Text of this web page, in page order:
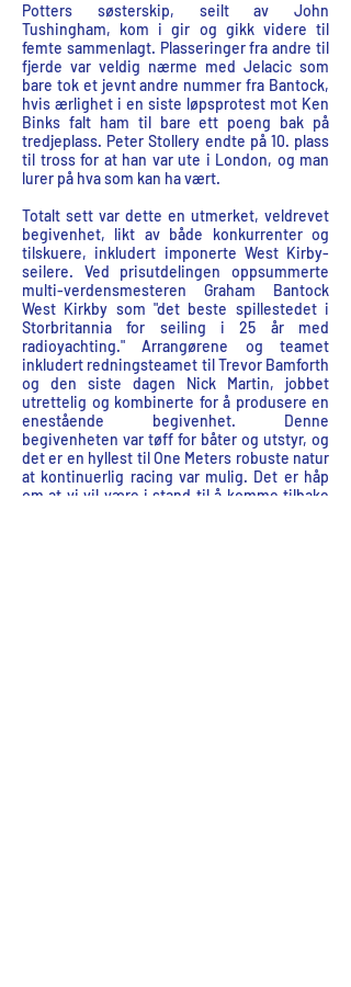
Potters søsterskip, seilt av John
Tushingham, kom i gir og gikk videre til
femte sammenlagt. Plasseringer fra andre til
fjerde var veldig nærme med Jelacic som
bare tok et jevnt andre nummer fra Bantock,
hvis ærlighet i en siste løpsprotest mot Ken
Binks falt ham til bare ett poeng bak på
tredjeplass. Peter Stollery endte på 10. plass
til tross for at han var ute i London, og man
lurer på hva som kan ha vært.
Totalt sett var dette en utmerket, veldrevet
begivenhet, likt av både konkurrenter og
tilskuere, inkludert imponerte West Kirby-
seilere. Ved prisutdelingen oppsummerte
multi-verdensmesteren Graham Bantock
West Kirkby som "det beste spillestedet i
Storbritannia for seiling i 25 år med
radioyachting." Arrangørene og teamet
inkludert redningsteamet til Trevor Bamforth
og den siste dagen Nick Martin, jobbet
utrettelig og kombinerte for å produsere en
enestående begivenhet. Denne
begivenheten var tøff for båter og utstyr, og
det er en hyllest til One Meters robuste natur
at kontinuerlig racing var mulig. Det er håp
om at vi vil være i stand til å komme tilbake